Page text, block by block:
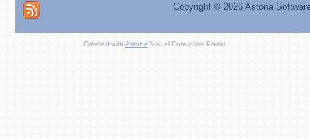
Copyright © 2026 Astona
Created with Astona Visual Enterprise Portal.